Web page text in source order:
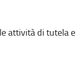
attività di tutela e